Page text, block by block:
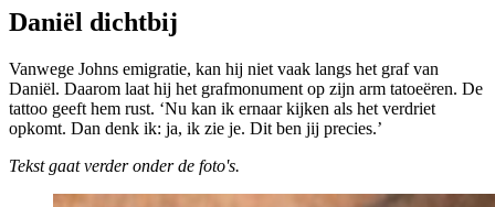
Daniël dichtbij
Vanwege Johns emigratie, kan hij niet vaak langs het graf van
Daniël. Daarom laat hij het grafmonument op zijn arm tatoeëren. De
tattoo geeft hem rust. ‘Nu kan ik ernaar kijken als het verdriet
opkomt. Dan denk ik: ja, ik zie je. Dit ben jij precies.’
Tekst gaat verder onder de foto's.